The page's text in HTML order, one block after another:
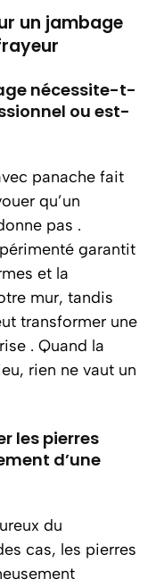
un jambage
nécessite-t-
ou est-
panache fait
qu’un
pas .
garantit
et la
mur, tandis
transformer une
. Quand la
rien ne vaut un
les pierres
d’une
du
cas, les pierres